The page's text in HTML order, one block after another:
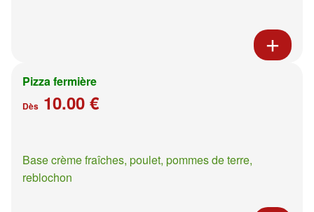
Pizza fermière
Dès 10.00 €
Base crème fraîches, poulet, pommes de terre,
reblochon